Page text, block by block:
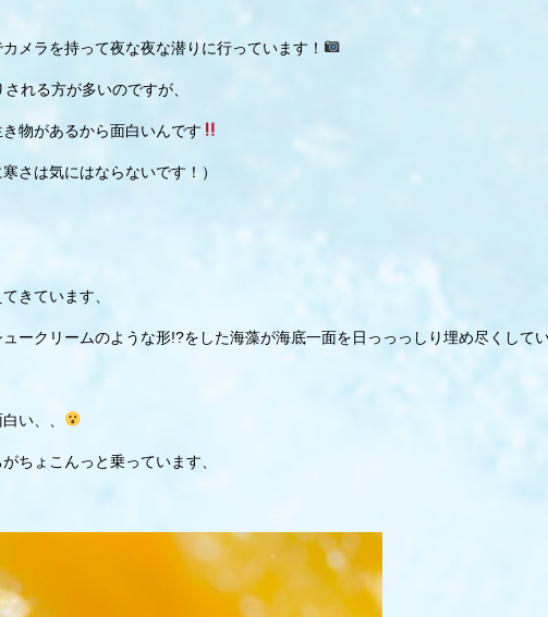
メラを持って夜な夜な潜りに行っています！
れる方が多いのですが、
物があるから面白いんです
さは気にはならないです！）
きています、
ークリームのような形!?をした海藻が海底一面を日っっっしり埋め尽くしてい
い、、
ちょこんっと乗っています、